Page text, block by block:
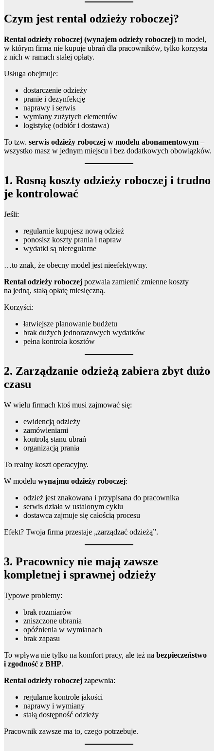
Czym jest rental odzieży roboczej?
Rental odzieży roboczej (wynajem odzieży roboczej) to model,
w którym firma nie kupuje ubrań dla pracowników, tylko korzysta
z nich w ramach stałej opłaty.
Usługa obejmuje:
dostarczenie odzieży
pranie i dezynfekcję
naprawy i serwis
wymiany zużytych elementów
logistykę (odbiór i dostawa)
To tzw. serwis odzieży roboczej w modelu abonamentowym –
wszystko masz w jednym miejscu i bez dodatkowych obowiązków.
1. Rosną koszty odzieży roboczej i trudno
je kontrolować
Jeśli:
regularnie kupujesz nową odzież
ponosisz koszty prania i napraw
wydatki są nieregularne
…to znak, że obecny model jest nieefektywny.
Rental odzieży roboczej pozwala zamienić zmienne koszty
na jedną, stałą opłatę miesięczną.
Korzyści:
łatwiejsze planowanie budżetu
brak dużych jednorazowych wydatków
pełna kontrola kosztów
2. Zarządzanie odzieżą zabiera zbyt dużo
czasu
W wielu firmach ktoś musi zajmować się:
ewidencją odzieży
zamówieniami
kontrolą stanu ubrań
organizacją prania
To realny koszt operacyjny.
W modelu wynajmu odzieży roboczej:
odzież jest znakowana i przypisana do pracownika
serwis działa w ustalonym cyklu
dostawca zajmuje się całością procesu
Efekt? Twoja firma przestaje „zarządzać odzieżą”.
3. Pracownicy nie mają zawsze
kompletnej i sprawnej odzieży
Typowe problemy:
brak rozmiarów
zniszczone ubrania
opóźnienia w wymianach
brak zapasu
To wpływa nie tylko na komfort pracy, ale też na bezpieczeństwo
i zgodność z BHP.
Rental odzieży roboczej zapewnia:
regularne kontrole jakości
naprawy i wymiany
stałą dostępność odzieży
Pracownik zawsze ma to, czego potrzebuje.